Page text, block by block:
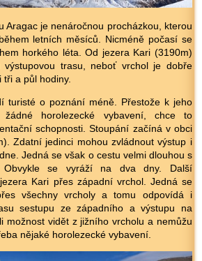
Aragac je nenáročnou procházkou, kterou
letních měsíců. Nicméně počasí se
horkého léta. Od jezera Kari (3190m)
trasu, neboť vrchol je dobře
tři a půl hodiny.
turisté o poznání méně. Přestože k jeho
žádné horolezecké vybavení, chce to
schopnosti. Stoupání začíná v obci
Zdatní jedinci mohou zvládnout výstup i
Jedná se však o cestu velmi dlouhou s
Obvykle se vyráží na dva dny. Další
Kari přes západní vrchol. Jedná se
všechny vrcholy a tomu odpovídá i
sestupu ze západního a výstupu na
možnost vidět z jižního vrcholu a nemůžu
nějaké horolezecké vybavení.